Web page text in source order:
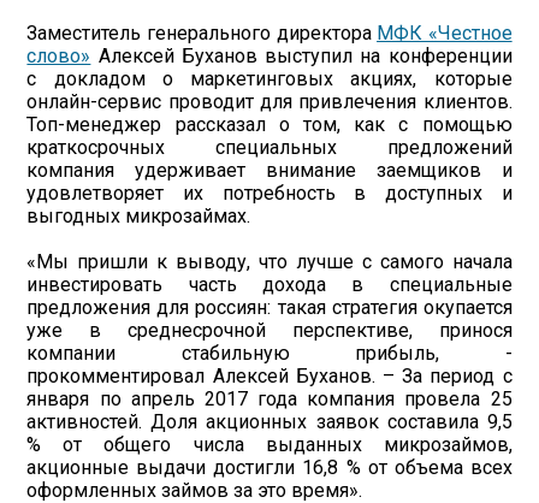
Заместитель генерального директора МФК «Честное
слово» Алексей Буханов выступил на конференции
с докладом о маркетинговых акциях, которые
онлайн-сервис проводит для привлечения клиентов.
Топ-менеджер рассказал о том, как с помощью
краткосрочных специальных предложений
компания удерживает внимание заемщиков и
удовлетворяет их потребность в доступных и
выгодных микрозаймах.
«Мы пришли к выводу, что лучше с самого начала
инвестировать часть дохода в специальные
предложения для россиян: такая стратегия окупается
уже в среднесрочной перспективе, принося
компании стабильную прибыль, -
прокомментировал Алексей Буханов. – За период с
января по апрель 2017 года компания провела 25
активностей. Доля акционных заявок составила 9,5
% от общего числа выданных микрозаймов,
акционные выдачи достигли 16,8 % от объема всех
оформленных займов за это время».